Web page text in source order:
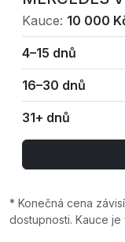
Kauce: 10 000
4–15 dnů
16–30 dnů
31+ dnů
* Konečná cena
dostupnosti. Kauce